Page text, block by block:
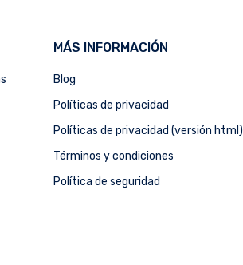
MÁS INFORMACIÓN
Blog
Políticas de privacidad
Políticas de privacidad (versión html)
Términos y condiciones
Política de seguridad